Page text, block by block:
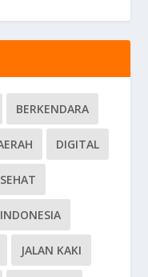
BERKENDARA
DIGITAL
INDONESIA
JALAN KAKI